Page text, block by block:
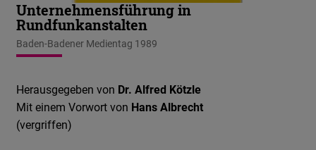
Unternehmensführung in
Rundfunkanstalten
Baden-Badener Medientag 1989
Herausgegeben von Dr. Alfred Kötzle
Mit einem Vorwort von Hans Albrecht
(vergriffen)